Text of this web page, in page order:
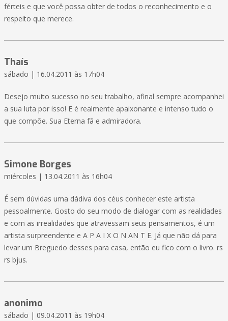
férteis e que você possa obter de todos o reconhecimento e o
respeito que merece.
Thaís
sábado | 16.04.2011 às 17h04
Desejo muito sucesso no seu trabalho, afinal sempre acompanhei
a sua luta por isso! E é realmente apaixonante e intenso tudo o
que compõe. Sua Eterna fã e admiradora.
Simone Borges
miércoles | 13.04.2011 às 16h04
É sem dúvidas uma dádiva dos céus conhecer este artista
pessoalmente. Gosto do seu modo de dialogar com as realidades
e com as irrealidades que atravessam seus pensamentos, é um
artista surpreendente e A P A I X O N AN T E. Já que não dá para
levar um Breguedo desses para casa, então eu fico com o livro. rs
rs bjus.
anonimo
sábado | 09.04.2011 às 19h04